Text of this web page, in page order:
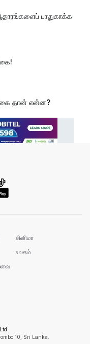
பாதுகாக்க
தான் என்ன?
வீதியில் மீண்டும்
திறப்பு
Postive ஆக
சினிமா
உலகம்
10, Sri Lanka.